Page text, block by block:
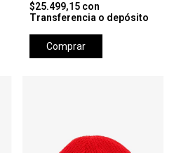
$25.499,15 con
Transferencia o depósito
Comprar